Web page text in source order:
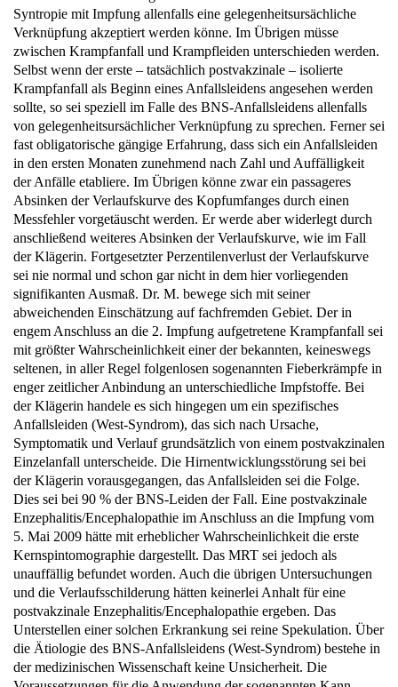
Verknüpfung akzeptiert werden könne. Im Übrigen müsse
zwischen Krampfanfall und Krampfleiden unterschieden werden.
Selbst wenn der erste – tatsächlich postvakzinale – isolierte
Krampfanfall als Beginn eines Anfallsleidens angesehen werden
sollte, so sei speziell im Falle des BNS-Anfallsleidens allenfalls
von gelegenheitsursächlicher Verknüpfung zu sprechen. Ferner sei
fast obligatorische gängige Erfahrung, dass sich ein Anfallsleiden
in den ersten Monaten zunehmend nach Zahl und Auffälligkeit
der Anfälle etabliere. Im Übrigen könne zwar ein passageres
Absinken der Verlaufskurve des Kopfumfanges durch einen
Messfehler vorgetäuscht werden. Er werde aber widerlegt durch
anschließend weiteres Absinken der Verlaufskurve, wie im Fall
der Klägerin. Fortgesetzter Perzentilenverlust der Verlaufskurve
sei nie normal und schon gar nicht in dem hier vorliegenden
signifikanten Ausmaß. Dr. M. bewege sich mit seiner
abweichenden Einschätzung auf fachfremden Gebiet. Der in
engem Anschluss an die 2. Impfung aufgetretene Krampfanfall sei
mit größter Wahrscheinlichkeit einer der bekannten, keineswegs
seltenen, in aller Regel folgenlosen sogenannten Fieberkrämpfe in
enger zeitlicher Anbindung an unterschiedliche Impfstoffe. Bei
der Klägerin handele es sich hingegen um ein spezifisches
Anfallsleiden (West-Syndrom), das sich nach Ursache,
Symptomatik und Verlauf grundsätzlich von einem postvakzinalen
Einzelanfall unterscheide. Die Hirnentwicklungsstörung sei bei
der Klägerin vorausgegangen, das Anfallsleiden sei die Folge.
Dies sei bei 90 % der BNS-Leiden der Fall. Eine postvakzinale
Enzephalitis/Encephalopathie im Anschluss an die Impfung vom
5. Mai 2009 hätte mit erheblicher Wahrscheinlichkeit die erste
Kernspintomographie dargestellt. Das MRT sei jedoch als
unauffällig befundet worden. Auch die übrigen Untersuchungen
und die Verlaufsschilderung hätten keinerlei Anhalt für eine
postvakzinale Enzephalitis/Encephalopathie ergeben. Das
Unterstellen einer solchen Erkrankung sei reine Spekulation. Über
die Ätiologie des BNS-Anfallsleidens (West-Syndrom) bestehe in
der medizinischen Wissenschaft keine Unsicherheit. Die
Voraussetzungen für die Anwendung der sogenannten Kann-
Versorgung seien nicht gegeben.